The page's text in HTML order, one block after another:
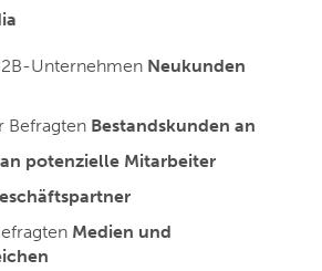
Unternehmen Neukunden
Befragten Bestandskunden an
potenzielle Mitarbeiter
Medien und